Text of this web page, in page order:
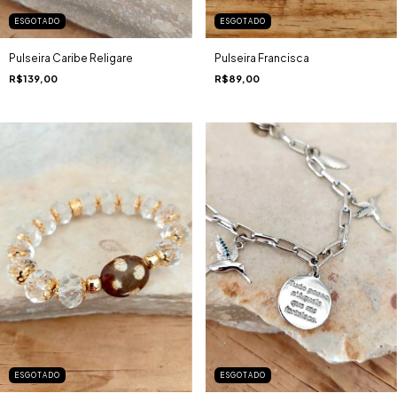
ESGOTADO
Pulseira Caribe Religare
R$139,00
ESGOTADO
Pulseira Francisca
R$89,00
ESGOTADO ESGOTADO